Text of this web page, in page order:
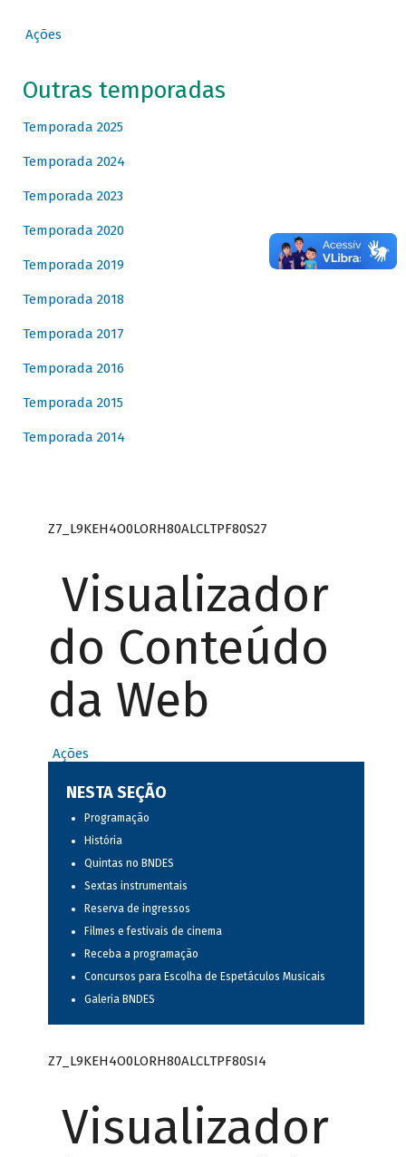
Ações
Outras temporadas
Temporada 2025
Temporada 2024
Temporada 2023
Temporada 2020
Temporada 2019
Temporada 2018
Temporada 2017
Temporada 2016
Temporada 2015
Temporada 2014
Z7_L9KEH4O0LORH80ALCLTPF80S27
Visualizador
do Conteúdo
da Web
Ações
NESTA SEÇÃO
Programação
História
Quintas no BNDES
Sextas instrumentais
Reserva de ingressos
Filmes e festivais de cinema
Receba a programação
Concursos para Escolha de Espetáculos Musicais
Galeria BNDES
Z7_L9KEH4O0LORH80ALCLTPF80SI4
Visualizador